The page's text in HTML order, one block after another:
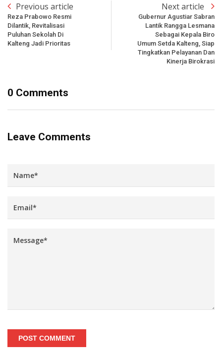
Previous article
Reza Prabowo Resmi
Dilantik, Revitalisasi
Puluhan Sekolah Di
Kalteng Jadi Prioritas
Next article
Gubernur Agustiar Sabran
Lantik Rangga Lesmana
Sebagai Kepala Biro
Umum Setda Kalteng, Siap
Tingkatkan Pelayanan Dan
Kinerja Birokrasi
0 Comments
Leave Comments
POST COMMENT